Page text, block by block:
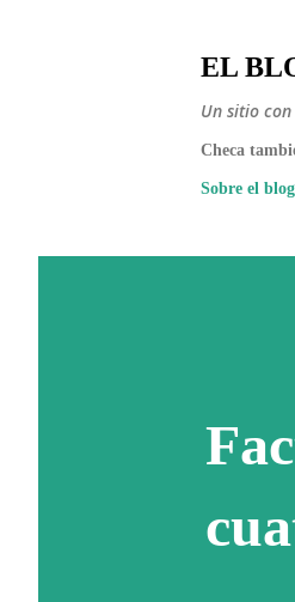
EL
Un sitio
Checa
Sobre el